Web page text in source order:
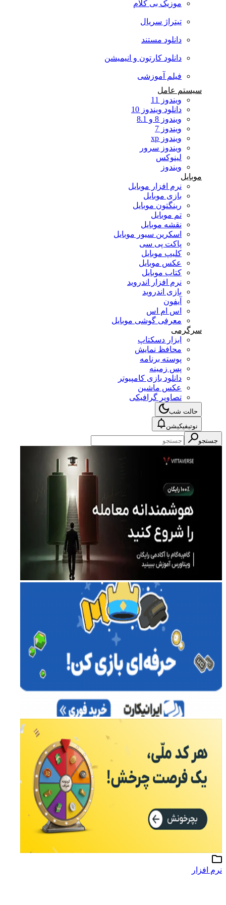
موزیک بی کلام
تیتراژ سریال
دانلود مستند
دانلود کارتون و انیمیشن
فیلم آموزشی
سیستم عامل
ویندوز 11
دانلود ویندوز 10
ویندوز 8 و 8.1
ویندوز 7
ویندوز xp
ویندوز سرور
لینوکس
ویندوز
موبایل
نرم افزار موبایل
بازی موبایل
رینگتون موبایل
تم موبایل
نقشه موبایل
اسکرین سیور موبایل
پاکت پی سی
کلیپ موبایل
عکس موبایل
کتاب موبایل
نرم افزار اندروید
بازی اندروید
آیفون
اس ام اس
معرفی گوشی موبایل
سرگرمی
ابزار دسکتاپ
محافظ نمایش
پوسته برنامه
پس زمینه
دانلود بازی کامپیوتر
عکس ماشین
تصاویر گرافیکی
حالت شب
نوتیفیکیشن
جستجو
نرم افزار